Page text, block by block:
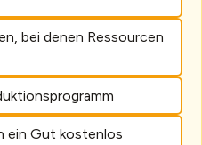
bei denen Ressourcen
ein Gut kostenlos